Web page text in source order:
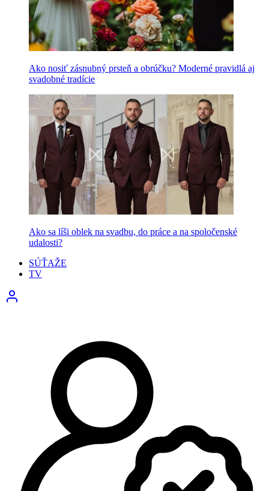
Ako nosiť zásnubný prsteň a obrúčku? Moderné pravidlá aj
svadobné tradície
Ako sa líši oblek na svadbu, do práce a na spoločenské
udalosti?
SÚŤAŽE
TV